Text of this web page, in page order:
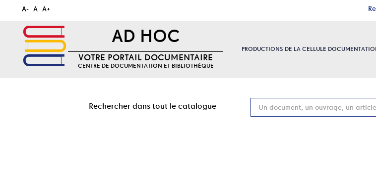
A- A A+
AD HOC
VOTRE PORTAIL DOCUMENTAIRE
CENTRE DE DOCUMENTATION ET BIBLIOTHÈQUE
PRODUCTIONS DE LA CELLULE
Rechercher dans tout le catalogue